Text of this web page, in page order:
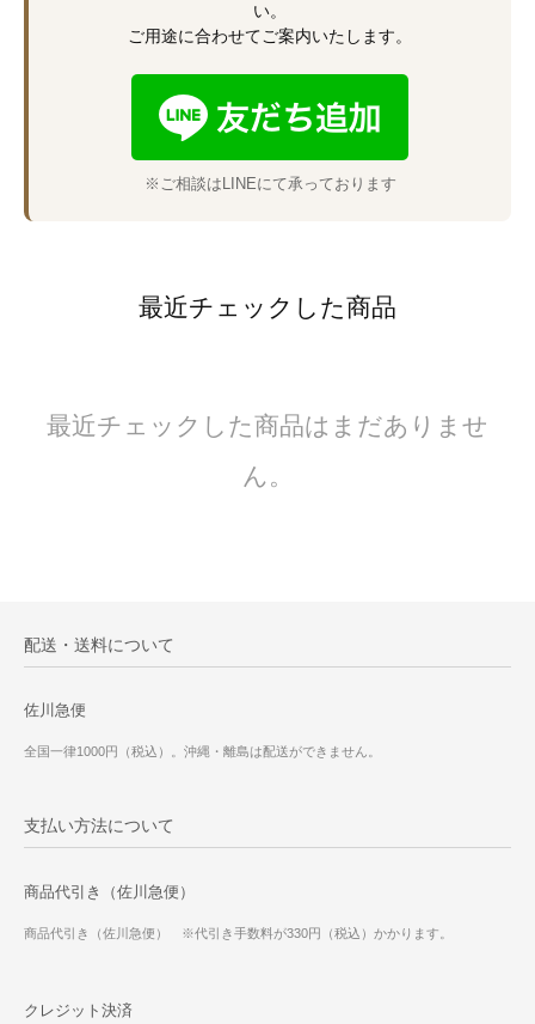
い。
ご用途に合わせてご案内いたします。
※ご相談はLINEにて承っております
最近チェックした商品
最近チェックした商品はまだありませ
ん。
配送・送料について
佐川急便
全国一律1000円（税込）。沖縄・離島は配送ができません。
支払い方法について
商品代引き（佐川急便）
商品代引き（佐川急便） ※代引き手数料が330円（税込）かかります。
クレジット決済